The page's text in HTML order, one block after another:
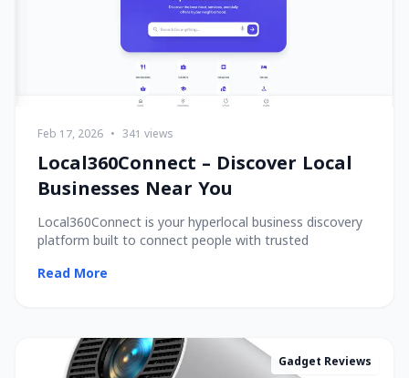
Feb 17, 2026 • 341 views
Local360Connect – Discover Local
Businesses Near You
Local360Connect is your hyperlocal business discovery
platform built to connect people with trusted
Read More
Gadget Reviews